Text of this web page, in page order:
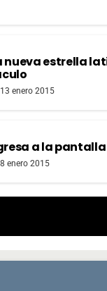
nueva estrella
13 enero 2015
a la
8 enero 2015